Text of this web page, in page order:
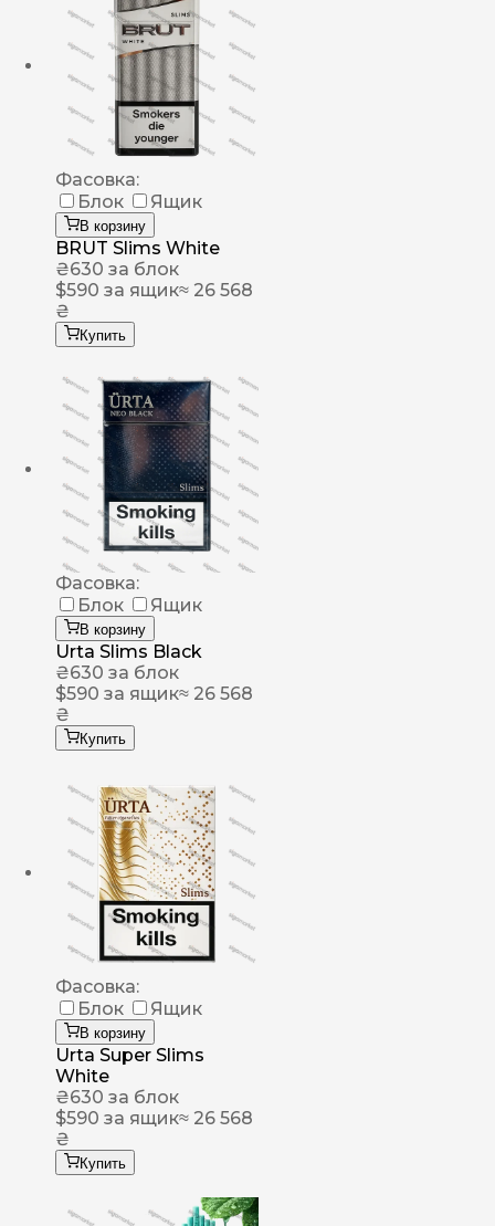
Фасовка:
Блок
Ящик
В корзину
BRUT Slims White
₴630 за блок
$590 за ящик≈ 26 568
₴
Купить
Фасовка:
Блок
Ящик
В корзину
Urta Slims Black
₴630 за блок
$590 за ящик≈ 26 568
₴
Купить
Фасовка:
Блок
Ящик
В корзину
Urta Super Slims
White
₴630 за блок
$590 за ящик≈ 26 568
₴
Купить